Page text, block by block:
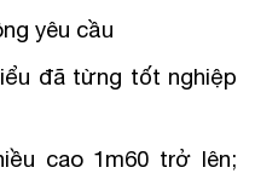
yêu cầu
đã từng tốt nghiệp
cao 1m60 trở lên;